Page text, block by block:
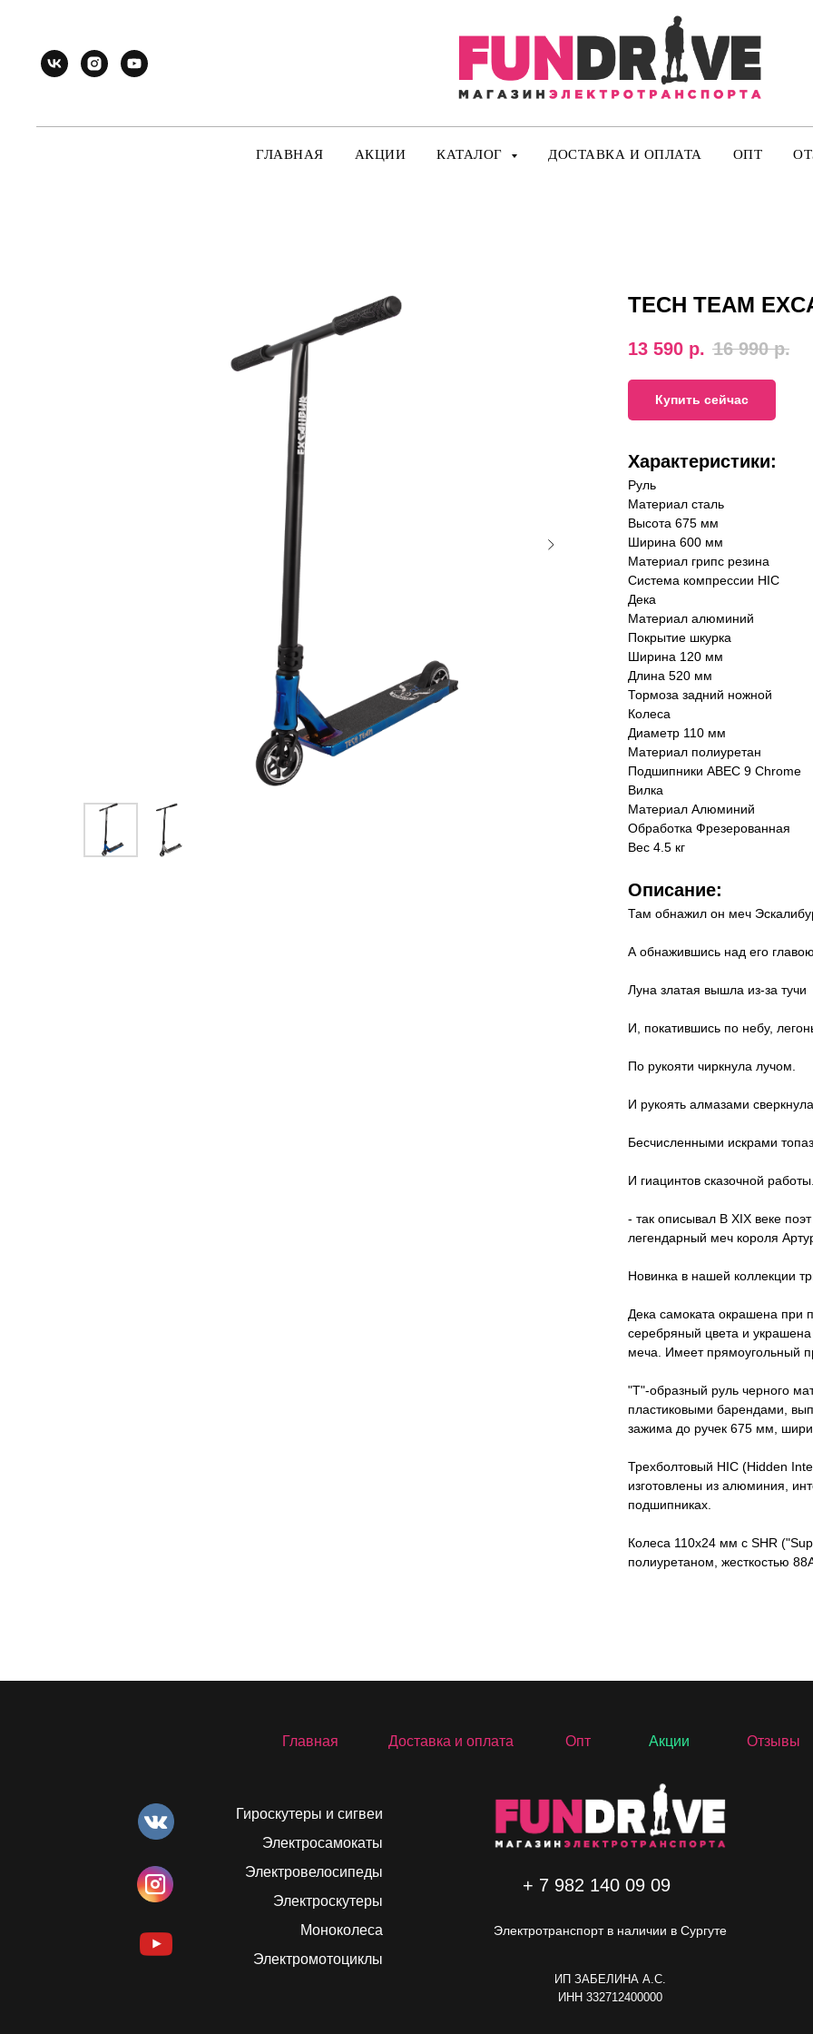
ГЛАВНАЯ АКЦИИ КАТАЛОГ ДОСТАВКА И ОПЛАТА ОПТ
TECH TEAM
13 590 р. 16 990 р.
Купить сейчас
Характеристики:
Руль
Материал сталь
Высота 675 мм
Ширина 600 мм
Материал грипс резина
Система компрессии HIC
Дека
Материал алюминий
Покрытие шкурка
Ширина 120 мм
Длина 520 мм
Тормоза задний ножной
Колеса
Диаметр 110 мм
Материал полиуретан
Подшипники ABEC 9 Chrome
Вилка
Материал Алюминий
Обработка Фрезерованная
Вес 4.5 кг
Описание:
Там обнажил он меч
А обнажившись над его
Луна златая вышла из-за тучи
И, покатившись по небу,
По рукояти чиркнула лучом.
И рукоять алмазами
Бесчисленными искрами
И гиацинтов сказочной работы.
- так описывал В XIX веке
легендарный меч короля
Новинка в нашей коллекции
Дека самоката окрашена при
серебряный цвета и
меча. Имеет прямоугольный
"T"-образный руль черного
пластиковыми барендами,
зажима до ручек 675 мм,
Трехболтовый HIC (Hidden
изготовлены из алюминия,
подшипниках.
Колеса 110x24 мм c SHR
полиуретаном, жесткостью
Гироскутеры и сигвеи
Электросамокаты
Электровелосипеды
Электроскутеры
Моноколеса
Электромотоциклы
Главная Доставка и оплата Опт Отзывы
Акции
+ 7 982 140 09 09
Электротранспорт в наличии в Сургуте
ИП ЗАБЕЛИНА А.C.
ИНН 332712400000